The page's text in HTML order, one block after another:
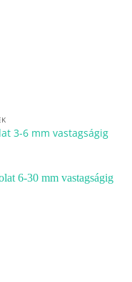
3-6 mm vastagságig